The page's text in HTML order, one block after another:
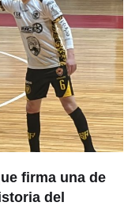
firma una de
del